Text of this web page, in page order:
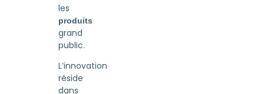
les
produits
grand
public.
L’innovation
réside
dans